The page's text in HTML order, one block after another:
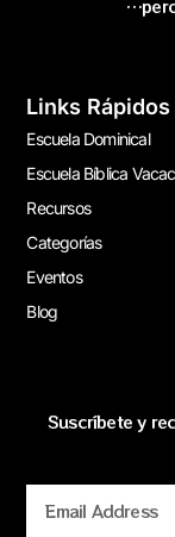
Links Rápidos
Escuela Dominical
Escuela Bíblica
Recursos
Categorías
Eventos
Blog
Suscríbete y